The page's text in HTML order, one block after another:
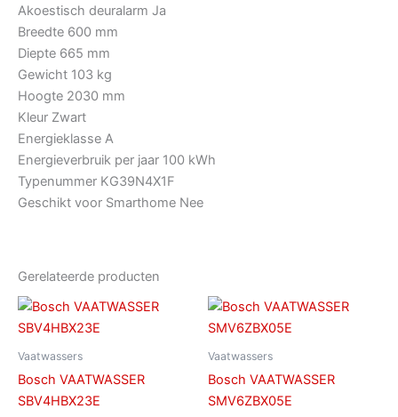
Akoestisch deuralarm Ja
Breedte 600 mm
Diepte 665 mm
Gewicht 103 kg
Hoogte 2030 mm
Kleur Zwart
Energieklasse A
Energieverbruik per jaar 100 kWh
Typenummer KG39N4X1F
Geschikt voor Smarthome Nee
Gerelateerde producten
Vaatwassers
Bosch VAATWASSER
SBV4HBX23E
Vaatwassers
Bosch VAATWASSER
SMV6ZBX05E